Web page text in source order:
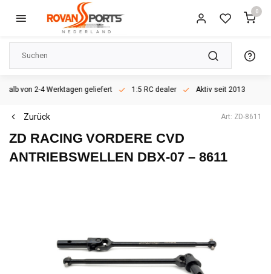
0
von 2-4 Werktagen geliefert 1:5 RC dealer Aktiv seit 2013
Zurück Art: ZD-8611
ZD RACING VORDERE CVD
ANTRIEBSWELLEN DBX-07 – 8611